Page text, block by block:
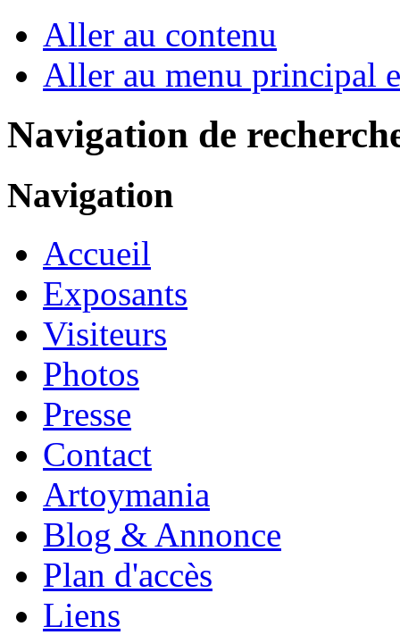
Aller au contenu
Aller au menu principal
Navigation de
Navigation
Accueil
Exposants
Visiteurs
Photos
Presse
Contact
Artoymania
Blog & Annonce
Plan d'accès
Liens